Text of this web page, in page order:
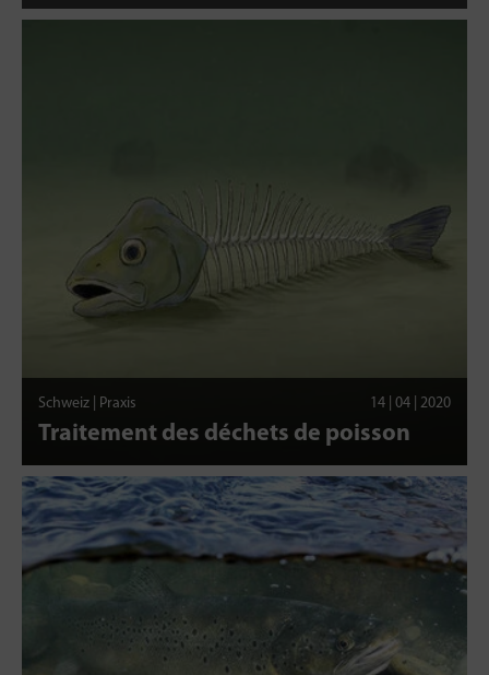
Schweiz | Praxis 14 | 04 | 2020
Traitement des déchets de poisson